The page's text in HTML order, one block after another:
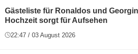
Gästeliste für Ronaldos und
Hochzeit sorgt für Aufsehen
22:47 / 03 August 2026